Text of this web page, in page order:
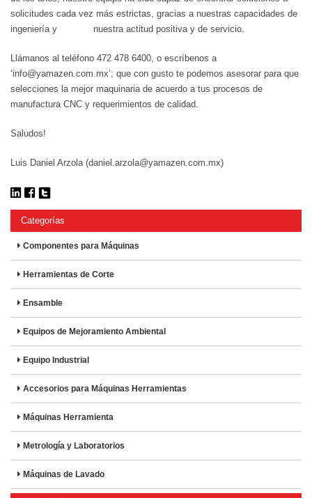
solicitudes cada vez más estrictas, gracias a nuestras capacidades de
ingeniería y nuestra actitud positiva y de servicio.
Llámanos al teléfono 472 478 6400, o escríbenos a
‘info@yamazen.com.mx’; que con gusto te podemos asesorar para que
selecciones la mejor maquinaria de acuerdo a tus procesos de
manufactura CNC y requerimientos de calidad.
Saludos!
Luis Daniel Arzola (daniel.arzola@yamazen.com.mx)
Categorías
Componentes para Máquinas
Herramientas de Corte
Ensamble
Equipos de Mejoramiento Ambiental
Equipo Industrial
Accesorios para Máquinas Herramientas
Máquinas Herramienta
Metrología y Laboratorios
Máquinas de Lavado